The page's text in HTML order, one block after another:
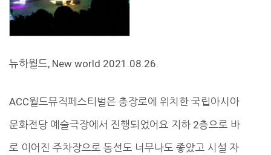
뉴하월드, New world 2021.08.26.
ACC월드뮤직페스티벌은 충장로에 위치한 국립아시아
문화전당 예술극장에서 진행되었어요 지하 2층으로 바
로 이어진 주차장으로 동선도 너무나도 좋았고 시설 자